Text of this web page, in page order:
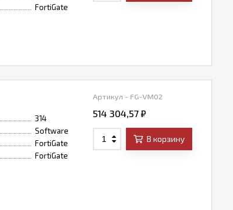
FortiGate
314
Software
FortiGate
FortiGate
Артикул - FG-VM02
514 304,57 ₽
В корзину